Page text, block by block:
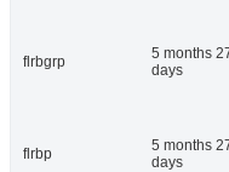
flrbgrp
5 months
days
flrbp
5 months
days